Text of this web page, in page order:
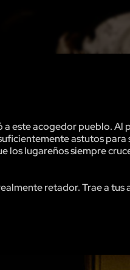
este acogedor pueblo.
astutos
lugareños siempre
retador. Trae a